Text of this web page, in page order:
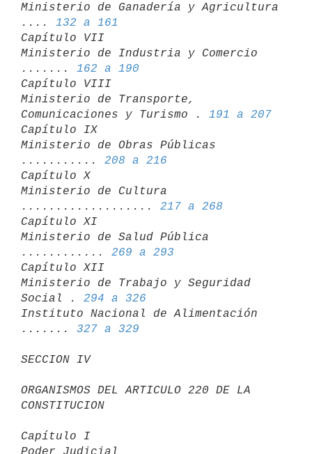
Ministerio de Ganadería y Agricultura
.... 132 a 161
Capítulo VII
Ministerio de Industria y Comercio
....... 162 a 190
Capítulo VIII
Ministerio de Transporte,
Comunicaciones y Turismo . 191 a 207
Capítulo IX
Ministerio de Obras Públicas
........... 208 a 216
Capítulo X
Ministerio de Cultura
................... 217 a 268
Capítulo XI
Ministerio de Salud Pública
............ 269 a 293
Capítulo XII
Ministerio de Trabajo y Seguridad
Social . 294 a 326
Instituto Nacional de Alimentación
....... 327 a 329
SECCION IV
ORGANISMOS DEL ARTICULO 220 DE LA
CONSTITUCION
Capítulo I